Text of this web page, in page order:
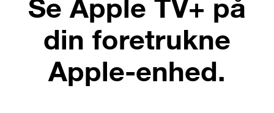
Se Apple TV+ på
din foretrukne
Apple-enhed.